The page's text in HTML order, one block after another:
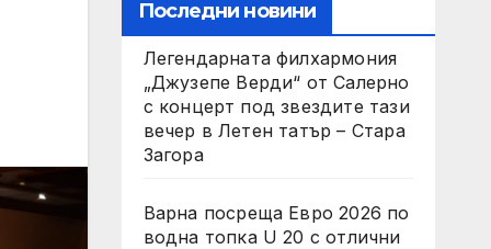
Последни новини
Легендарната филхармония
„Джузепе Верди“ от Салерно
с концерт под звездите тази
вечер в Летен татър – Стара
Загора
Варна посреща Евро 2026 по
водна топка U 20 с отлични